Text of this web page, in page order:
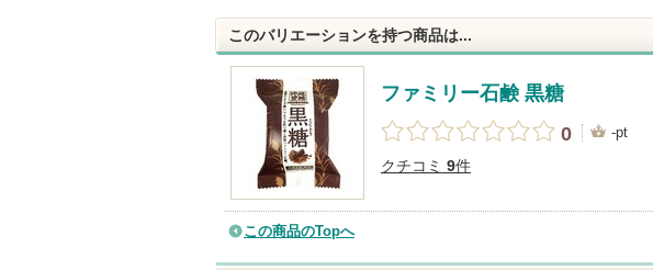
このバリエーションを持つ商品は...
ファミリー石鹸 黒糖
0
-pt
クチコミ 9件
この商品のTopへ